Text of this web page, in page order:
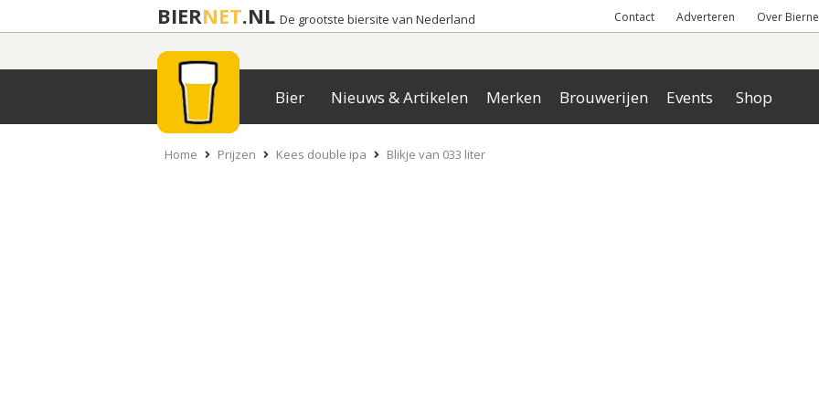
BIERNET.NL De grootste biersite van Nederland Contact Adverteren Over
Bier Nieuws & Artikelen Merken Brouwerijen Events Shop
Home Prijzen Kees double ipa Blikje van 033 liter